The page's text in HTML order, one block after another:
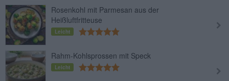
Rosenkohl mit Parmesan aus der
Heißluftfritteuse
Leicht
Rahm-Kohlsprossen mit Speck
Leicht